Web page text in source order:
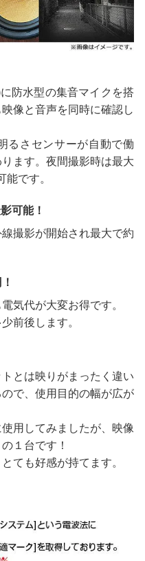
防水型の集音マイクを搭
像と音声を同時に確認し
るさセンサーが自動で働
ます。夜間撮影時は最大
です。
可能！
撮影が開始され最大で約
気代が大変お得です。
前後します。
とは映りがまったく違い
で、使用目的の幅が広が
用してみましたが、映像
１台です！
ても好感が持てます。